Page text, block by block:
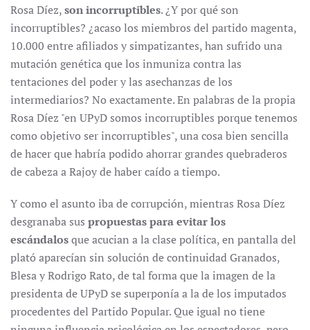
Rosa Díez,son incorruptibles. ¿Y por qué son
incorruptibles? ¿acaso los miembros del partido magenta,
10.000 entre afiliados y simpatizantes, han sufrido una
mutación genética que los inmuniza contra las
tentaciones del poder y las asechanzas de los
intermediarios? No exactamente. En palabras de la propia
Rosa Díez "en UPyD somos incorruptibles porque tenemos
como objetivo ser incorruptibles", una cosa bien sencilla
de hacer que habría podido ahorrar grandes quebraderos
de cabeza a Rajoy de haber caído a tiempo.
Y como el asunto iba de corrupción, mientras Rosa Díez
desgranaba sus propuestas para evitar los
escándalosque acucian a la clase política, en pantalla del
plató aparecían sin solución de continuidad Granados,
Blesa y Rodrigo Rato, de tal forma que la imagen de la
presidenta de UPyD se superponía a la de los imputados
procedentes del Partido Popular. Que igual no tiene